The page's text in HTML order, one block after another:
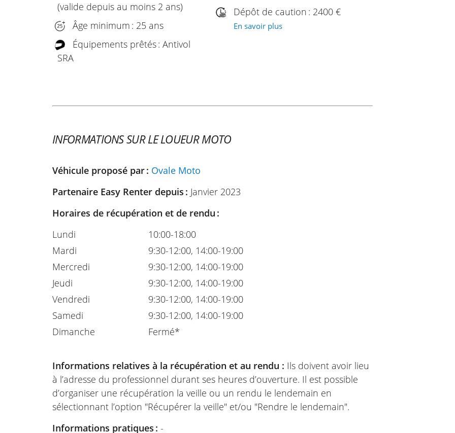
(valide depuis au moins 2 ans)
Âge minimum : 25 ans
Équipements prêtés : Antivol
SRA
Dépôt de caution : 2400 €
En savoir plus
INFORMATIONS SUR LE LOUEUR MOTO
Véhicule proposé par : Ovale Moto
Partenaire Easy Renter depuis : Janvier 2023
Horaires de récupération et de rendu :
Lundi
Mardi
Mercredi
Jeudi
Vendredi
Samedi
Dimanche
10:00-18:00
9:30-12:00, 14:00-19:00
9:30-12:00, 14:00-19:00
9:30-12:00, 14:00-19:00
9:30-12:00, 14:00-19:00
9:30-12:00, 14:00-19:00
Fermé*
Informations relatives à la récupération et au rendu : Ils doivent avoir lieu
à l’adresse du professionnel durant ses heures d’ouverture. Il est possible
d’organiser une récupération la veille ou un rendu le lendemain en
sélectionnant l’option "Récupérer la veille" et/ou "Rendre le lendemain".
Informations pratiques :-